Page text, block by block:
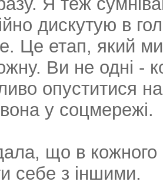
дискутую в
Це етап, який
Ви не одні -
опуститися
у соцмережі.
що в
себе з іншими.